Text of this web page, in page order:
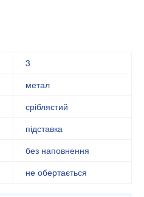
3
метал
сріблястий
підставка
без наповнення
не обертається